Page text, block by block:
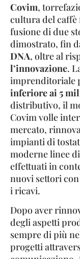
Covim,
cultura del caffè
fusione di due
dimostrato, fin
DNA, oltre al
l’innovazione.
imprenditoriale
inferiore ai 5
distributivo, il
Covim volle
mercato,
impianti di
moderne linee
effettuati in
nuovi settori
i ricavi.
Dopo aver
degli aspetti
sempre di più
progetti